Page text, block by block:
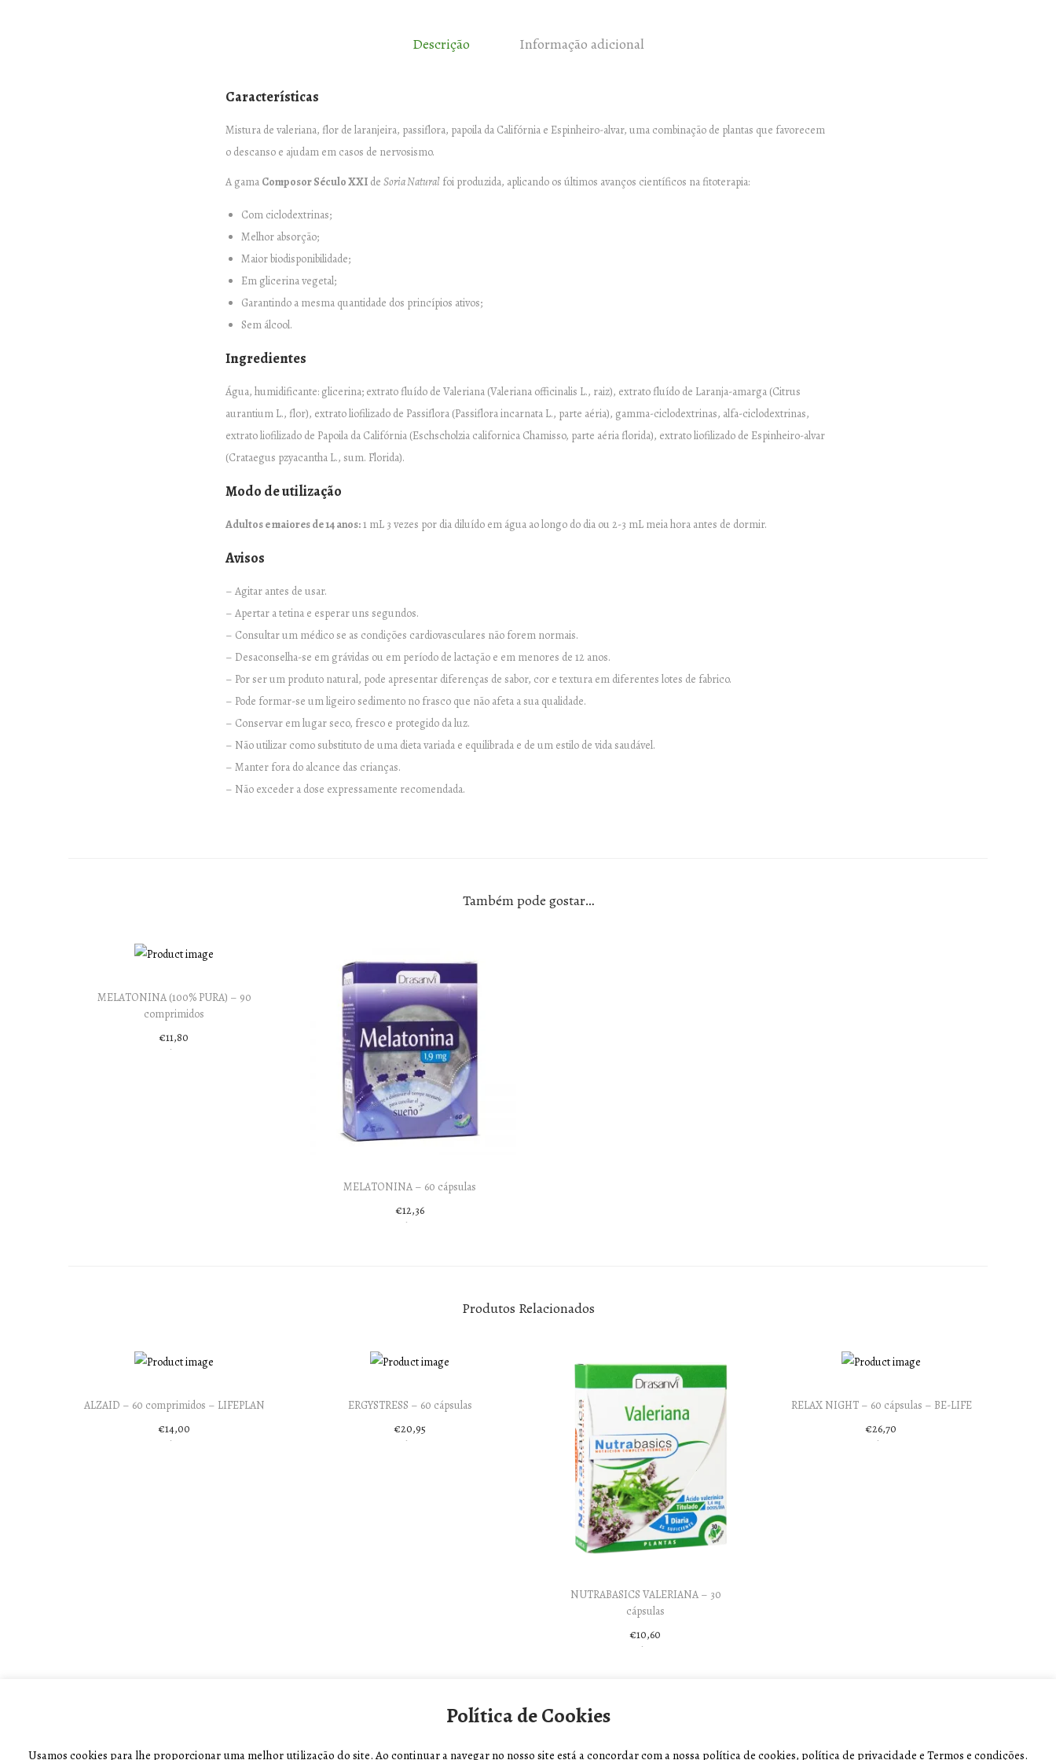
Descrição Informação adicional
Características
Mistura de valeriana, flor de laranjeira, passiflora, papoila da Califórnia e Espinheiro-alvar, uma combinação de plantas que favorecem
o descanso e ajudam em casos de nervosismo.
A gama Composor Século XXI de Soria Natural foi produzida, aplicando os últimos avanços científicos na fitoterapia:
Com ciclodextrinas;
Melhor absorção;
Maior biodisponibilidade;
Em glicerina vegetal;
Garantindo a mesma quantidade dos princípios ativos;
Sem álcool.
Ingredientes
Água, humidificante: glicerina; extrato fluído de Valeriana (Valeriana officinalis L., raiz), extrato fluído de Laranja-amarga (Citrus
aurantium L., flor), extrato liofilizado de Passiflora (Passiflora incarnata L., parte aéria), gamma-ciclodextrinas, alfa-ciclodextrinas,
extrato liofilizado de Papoila da Califórnia (Eschscholzia californica Chamisso, parte aéria florida), extrato liofilizado de Espinheiro-alvar
(Crataegus pzyacantha L., sum. Florida).
Modo de utilização
Adultos e maiores de 14 anos:1 mL 3 vezes por dia diluído em água ao longo do dia ou 2-3 mL meia hora antes de dormir.
Avisos
– Agitar antes de usar.
– Apertar a tetina e esperar uns segundos.
– Consultar um médico se as condições cardiovasculares não forem normais.
– Desaconselha-se em grávidas ou em período de lactação e em menores de 12 anos.
– Por ser um produto natural, pode apresentar diferenças de sabor, cor e textura em diferentes lotes de fabrico.
– Pode formar-se um ligeiro sedimento no frasco que não afeta a sua qualidade.
– Conservar em lugar seco, fresco e protegido da luz.
– Não utilizar como substituto de uma dieta variada e equilibrada e de um estilo de vida saudável.
– Manter fora do alcance das crianças.
– Não exceder a dose expressamente recomendada.
Também pode gostar…
MELATONINA (100% PURA) – 90
comprimidos
€11,80
Adicionar
MELATONINA – 60 cápsulas
€12,36
Adicionar
Produtos Relacionados
ALZAID – 60 comprimidos – LIFEPLAN
€14,00
Adicionar
ERGYSTRESS – 60 cápsulas
€20,95
Adicionar
NUTRABASICS VALERIANA – 30
cápsulas
€10,60
Adicionar
RELAX NIGHT – 60 cápsulas – BE-LIFE
€26,70
Adicionar
Política de Cookies
Usamos cookies para lhe proporcionar uma melhor utilização do site. Ao continuar a navegar no nosso site está a concordar com a nossa política de cookies, política de privacidade e Termos e condições.